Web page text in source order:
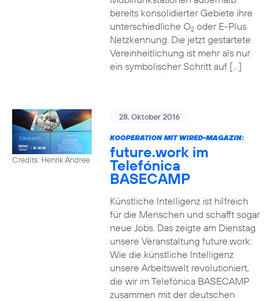
bereits konsolidierter Gebiete ihre
unterschiedliche O2oder E-Plus
Netzkennung. Die jetzt gestartete
Vereinheitlichung ist mehr als nur
ein symbolischer Schritt auf […]
Credits: Henrik Andree
28. Oktober 2016
KOOPERATION MIT WIRED-MAGAZIN:
future.work im
Telefónica
BASECAMP
Künstliche Intelligenz ist hilfreich
für die Menschen und schafft sogar
neue Jobs. Das zeigte am Dienstag
unsere Veranstaltung future.work:
Wie die künstliche Intelligenz
unsere Arbeitswelt revolutioniert,
die wir im Telefónica BASECAMP
zusammen mit der deutschen